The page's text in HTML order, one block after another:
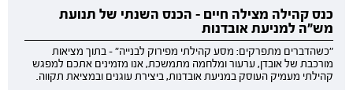
כנס קהילה מצילה חיים - הכנס השנתי של תנועת
מש"ה למניעת אובדנות
"כשהדברים מתפרקים: מסע קהילתי מפירוק לבנייה" - בתוך מציאות
מורכבת של אובדן, ערעור ומלחמה מתמשכת, אנו מזמינים אתכם למפגש
קהילתי מעמיק העוסק במניעת אובדנות, ביצירת עוגנים ובמציאת תקווה.